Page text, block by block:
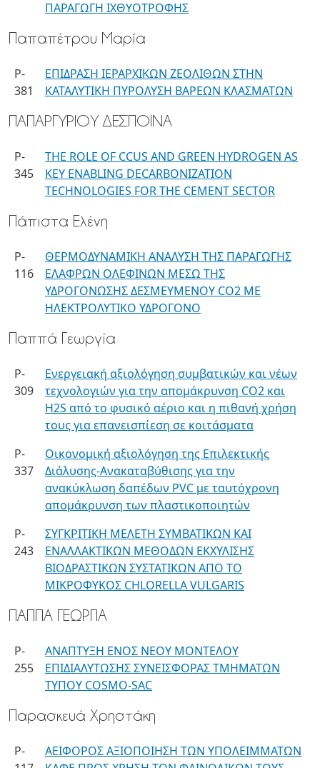
ΠΑΡΑΓΩΓΗ ΙΧΘΥΟΤΡΟΦΗΣ
Παπαπέτρου Μαρία
P-
381
ΕΠΙΔΡΑΣΗ ΙΕΡΑΡΧΙΚΩΝ ΖΕΟΛΙΘΩΝ ΣΤΗΝ
ΚΑΤΑΛΥΤΙΚΗ ΠΥΡΟΛΥΣΗ ΒΑΡΕΩΝ ΚΛΑΣΜΑΤΩΝ
ΠΑΠΑΡΓΥΡΙΟΥ ΔΕΣΠΟΙΝΑ
P-
345
THE ROLE OF CCUS AND GREEN HYDROGEN AS
KEY ENABLING DECARBONIZATION
TECHNOLOGIES FOR THE CEMENT SECTOR
Πάπιστα Ελένη
P-
116
ΘΕΡΜΟΔΥΝΑΜΙΚΗ ΑΝΑΛΥΣΗ ΤΗΣ ΠΑΡΑΓΩΓΗΣ
ΕΛΑΦΡΩΝ ΟΛΕΦΙΝΩΝ ΜΕΣΩ ΤΗΣ
ΥΔΡΟΓΟΝΩΣΗΣ ΔΕΣΜΕΥΜΕΝΟΥ CO2 ΜΕ
ΗΛΕΚΤΡΟΛΥΤΙΚΟ ΥΔΡΟΓΟΝΟ
Παππά Γεωργία
P-
309
Ενεργειακή αξιολόγηση συμβατικών και νέων
τεχνολογιών για την απομάκρυνση CO2 και
H2S από το φυσικό αέριο και η πιθανή χρήση
τους για επανεισπίεση σε κοιτάσματα
P-
337
Οικονομική αξιολόγηση της Επιλεκτικής
Διάλυσης-Ανακαταβύθισης για την
ανακύκλωση δαπέδων PVC με ταυτόχρονη
απομάκρυνση των πλαστικοποιητών
P-
243
ΣΥΓΚΡΙΤΙΚΗ ΜΕΛΕΤΗ ΣΥΜΒΑΤΙΚΩΝ ΚΑΙ
ΕΝΑΛΛΑΚΤΙΚΩΝ ΜΕΘΟΔΩΝ ΕΚΧΥΛΙΣΗΣ
ΒΙΟΔΡΑΣΤΙΚΩΝ ΣΥΣΤΑΤΙΚΩΝ ΑΠΟ ΤΟ
ΜΙΚΡΟΦΥΚΟΣ CHLORELLA VULGARIS
ΠΑΠΠΑ ΓΕΩΡΓΙΑ
P-
255
ΑΝΑΠΤΥΞΗ ΕΝΟΣ ΝΕΟΥ ΜΟΝΤΕΛΟΥ
ΕΠΙΔΙΑΛΥΤΩΣΗΣ ΣΥΝΕΙΣΦΟΡΑΣ ΤΜΗΜΑΤΩΝ
ΤΥΠΟΥ COSMO-SAC
Παρασκευά Χρηστάκη
P-
ΑΕΙΦΟΡΟΣ ΑΞΙΟΠΟΙΗΣΗ ΤΩΝ ΥΠΟΛΕΙΜΜΑΤΩΝ